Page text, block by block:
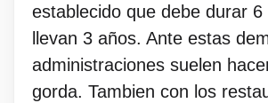
establecido que debe durar 6
llevan 3 años. Ante estas
administraciones suelen
gorda. Tambien con los